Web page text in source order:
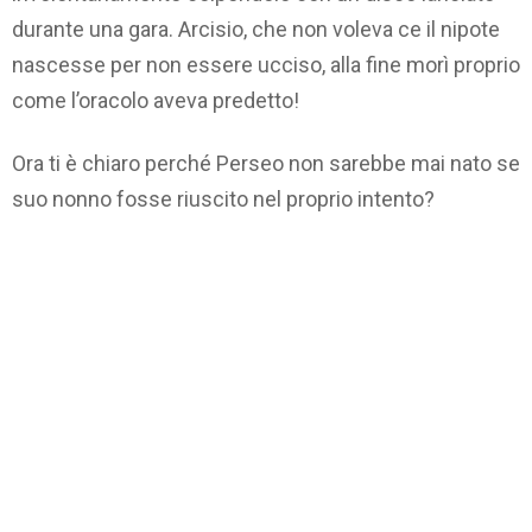
durante una gara. Arcisio, che non voleva ce il nipote
nascesse per non essere ucciso, alla fine morì proprio
come l’oracolo aveva predetto!
Ora ti è chiaro perché Perseo non sarebbe mai nato se
suo nonno fosse riuscito nel proprio intento?